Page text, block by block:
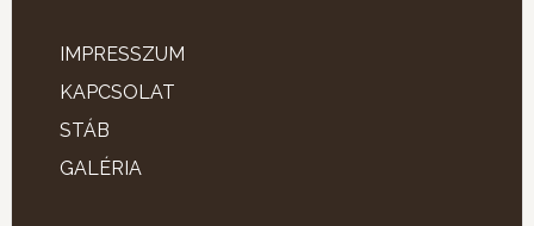
IMPRESSZUM
KAPCSOLAT
STÁB
GALÉRIA